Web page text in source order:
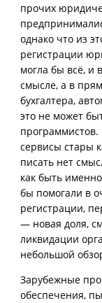
прочих
однако что из
регистрации
могла бы всё, и
смысле, а в
бухгалтера,
это не может
сервисы стары
писать нет
как быть
бы помогали в
регистрации,
— новая доля,
ликвидации
небольшой
Зарубежные
обеспечения,